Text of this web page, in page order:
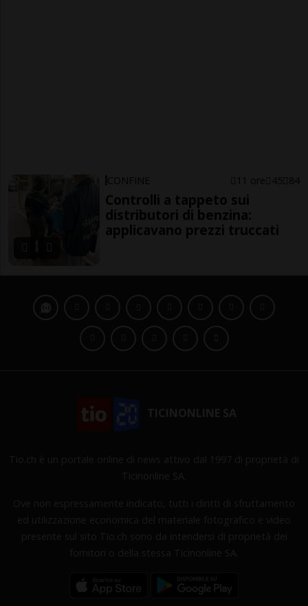
CONFINE 11 ore 45 84
Controlli a tappeto sui
distributori di benzina:
applicavano prezzi truccati